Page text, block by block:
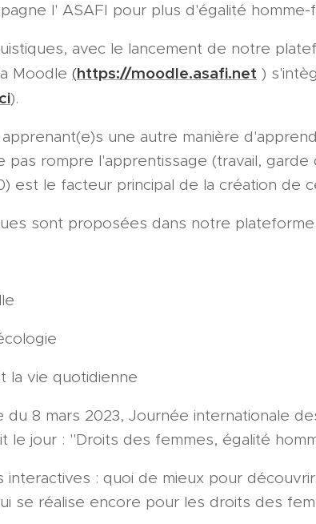
l' ASAFI pour plus d'égalité homme-
avec le lancement de notre
Moodle (https://moodle.asafi.net )
).
une autre manière
rompre l'apprentissage (travail,
est le facteur principal de la création de
sont proposées dans notre plateforme
la vie quotidienne
du 8 mars 2023, Journée internationale
le jour : "Droits des femmes, égalité
interactives : quoi de mieux pour
se réalise encore pour les droits des